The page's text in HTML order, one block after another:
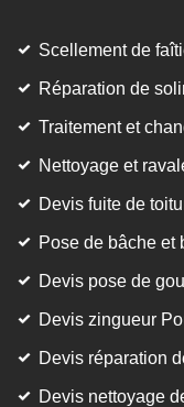
Scellement de
Réparation de
Traitement et
Nettoyage et
Devis fuite de
Pose de bâche et
Devis pose de
Devis zingueur
Devis réparation
Devis nettoyage